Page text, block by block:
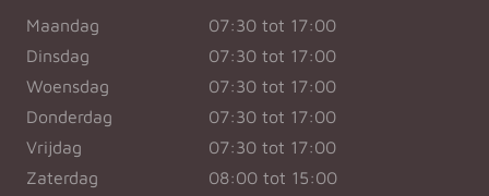
Maandag
07:30 tot 17:00
Dinsdag
07:30 tot 17:00
Woensdag
07:30 tot 17:00
Donderdag
07:30 tot 17:00
Vrijdag
07:30 tot 17:00
Zaterdag
08:00 tot 15:00